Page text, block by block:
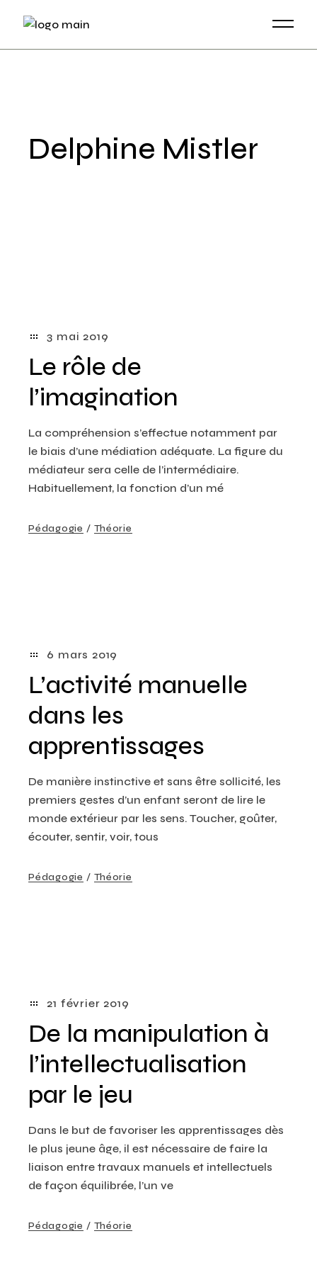
Delphine Mistler
3 mai 2019
Le rôle de
l’imagination
La compréhension s’effectue notamment par
le biais d’une médiation adéquate. La figure du
médiateur sera celle de l’intermédiaire.
Habituellement, la fonction d’un mé
Pédagogie Théorie
6 mars 2019
L’activité manuelle
dans les
apprentissages
De manière instinctive et sans être sollicité, les
premiers gestes d’un enfant seront de lire le
monde extérieur par les sens. Toucher, goûter,
écouter, sentir, voir, tous
Pédagogie Théorie
21 février 2019
De la manipulation à
l’intellectualisation
par le jeu
Dans le but de favoriser les apprentissages dès
le plus jeune âge, il est nécessaire de faire la
liaison entre travaux manuels et intellectuels
de façon équilibrée, l’un ve
Pédagogie Théorie